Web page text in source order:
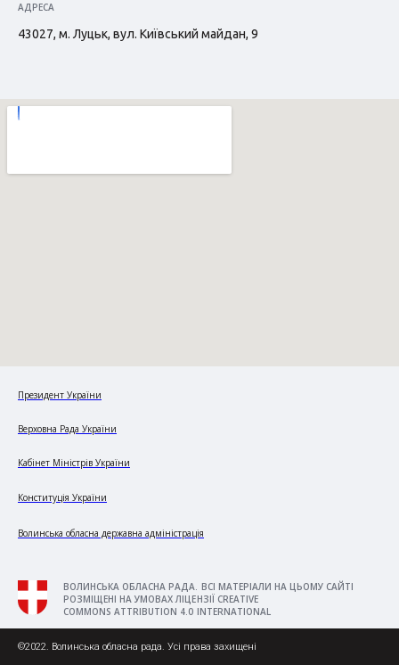
АДРЕСА
43027, м. Луцьк, вул. Київський майдан, 9
Президент України
Верховна Рада України
Кабінет Міністрів України
Конституція України
Волинська обласна державна адміністрація
ВОЛИНСЬКА ОБЛАСНА РАДА. ВСІ МАТЕРІАЛИ НА ЦЬОМУ САЙТІ
РОЗМІЩЕНІ НА УМОВАХ ЛІЦЕНЗІЇ CREATIVE
COMMONS ATTRIBUTION 4.0 INTERNATIONAL
©2022. Волинська обласна рада. Усі права захищені